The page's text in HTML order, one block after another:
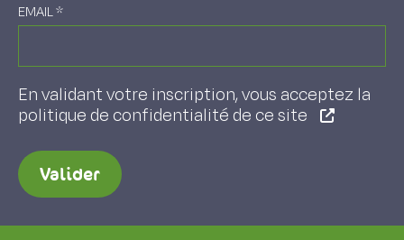
EMAIL*
En validant votre inscription, vous acceptez la
politique de confidentialité de ce site
Valider